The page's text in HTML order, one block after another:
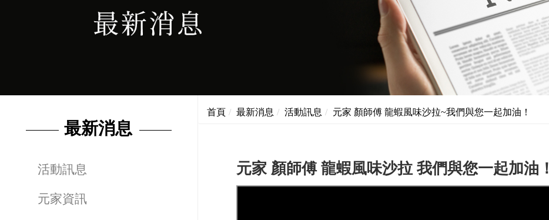
最新消息
活動訊息
元家資訊
首頁 最新消息 活動訊息 元家 顏師傅 龍蝦風味沙拉~我們與您一起加油！
元家 顏師傅 龍蝦風味沙拉 我們與您一起加油！